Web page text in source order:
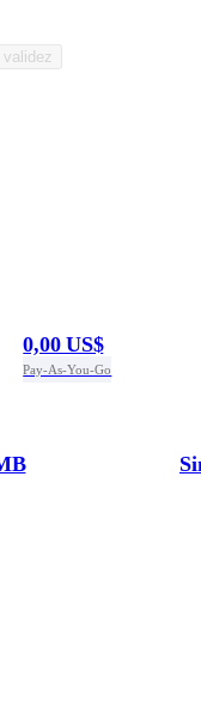
validez
0,00 US$
Pay-As-You-Go